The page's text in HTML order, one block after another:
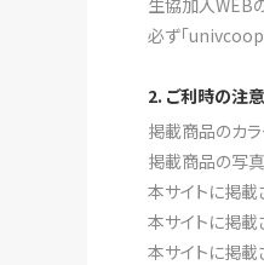
必ず「univcoop
2. ご利時の注
掲載商品のカラ
掲載商品の写
本サイトに掲載
本サイトに掲載
本サイトに掲載